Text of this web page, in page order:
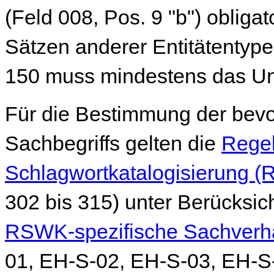
(Feld 008, Pos. 9 "b")
Sätzen anderer
150 muss mindestens das
Für die Bestimmung der
Sachbegriffs gelten die
Schlagwortkatalogisierung
302 bis 315) unter
RSWK-spezifische
01, EH-S-02, EH-S-03, EH-